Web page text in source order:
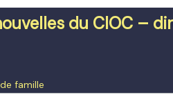
du CIOC –
famille